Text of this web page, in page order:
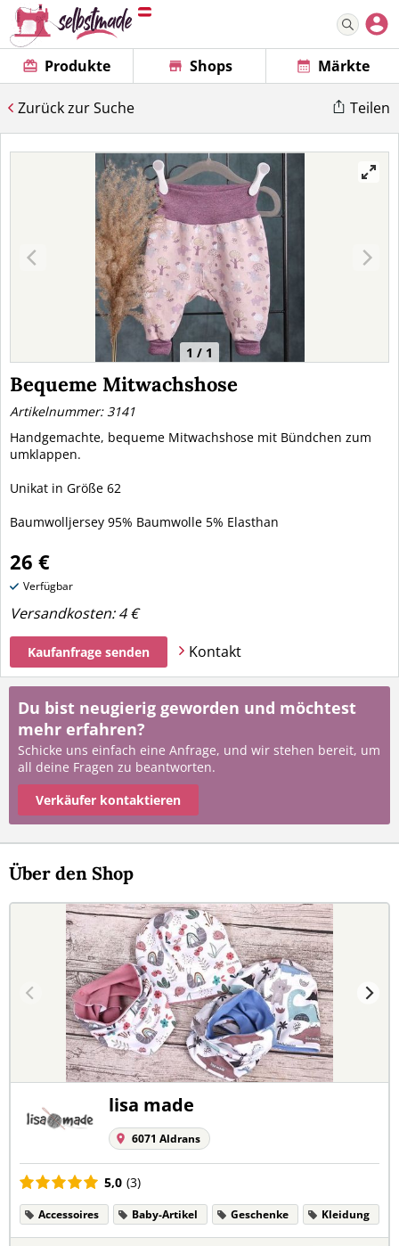
Produkte Shops Märkte
Zurück zur Suche Teilen
1 / 1
Bequeme Mitwachshose
Artikelnummer: 3141
Handgemachte, bequeme Mitwachshose mit Bündchen zum
umklappen.
Unikat in Größe 62
Baumwolljersey 95% Baumwolle 5% Elasthan
26 €
Verfügbar
Versandkosten:4 €
Kaufanfrage senden Kontakt
Du bist neugierig geworden und möchtest
mehr erfahren?
Schicke uns einfach eine Anfrage, und wir stehen bereit, um
all deine Fragen zu beantworten.
Verkäufer kontaktieren
Über den Shop
lisa made
6071 Aldrans
5,0 (3)
Accessoires Baby-Artikel Geschenke Kleidung